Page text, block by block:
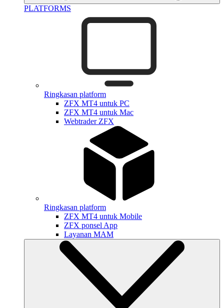
PLATFORMS
Ringkasan platform
ZFX MT4 untuk PC
ZFX MT4 untuk Mac
Webtrader ZFX
Ringkasan platform
ZFX MT4 untuk Mobile
ZFX ponsel App
Layanan MAM